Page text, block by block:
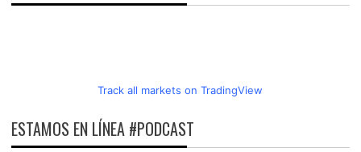
Track all markets on TradingView
ESTAMOS EN LÍNEA #PODCAST